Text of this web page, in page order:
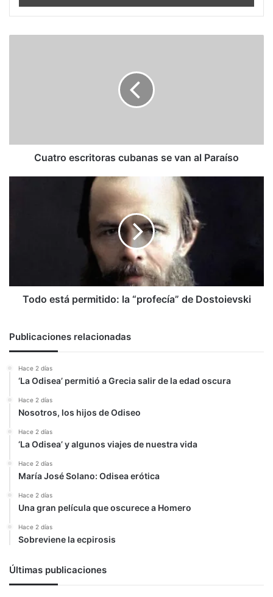
Cuatro escritoras cubanas se van al Paraíso
Todo está permitido: la “profecía” de Dostoievski
Publicaciones relacionadas
Hace 2 días
‘La Odisea’ permitió a Grecia salir de la edad oscura
Hace 2 días
Nosotros, los hijos de Odiseo
Hace 2 días
‘La Odisea’ y algunos viajes de nuestra vida
Hace 2 días
María José Solano: Odisea erótica
Hace 2 días
Una gran película que oscurece a Homero
Hace 2 días
Sobreviene la ecpirosis
Últimas publicaciones